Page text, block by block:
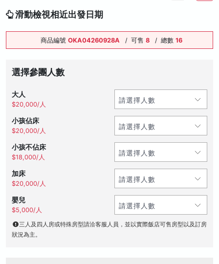
滑動檢視相近出發日期
商品編號 OKA04260928A / 可售 8 / 總數 16
選擇參團人數
大人
$20,000/人
小孩佔床
$20,000/人
小孩不佔床
$18,000/人
加床
$20,000/人
嬰兒
$5,000/人
三人及四人房或特殊房型請洽客服人員，並以實際飯店可售房型以及訂房
狀況為主。